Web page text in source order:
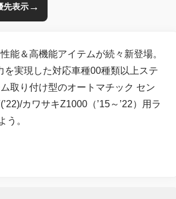
先表示→
能＆高機能アイテムが続々新登場。
実現した対応車種00種類以上ステ
取り付け型のオートマチック セン
カワサキZ1000（’15～’22）用ラ
う。